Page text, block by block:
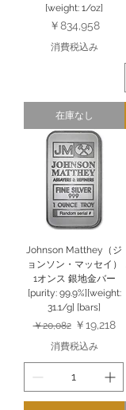
[weight: 1/oz]
価格
￥834,958
消費税込み
在庫なし
Johnson Matthey（ジ
ョンソン・マッセイ）
1オンス 銀地金バー
[purity: 99.9%][weight:
31.1/g] [bars]
通常価格
￥20,082 セール価格
￥19,218
消費税込み